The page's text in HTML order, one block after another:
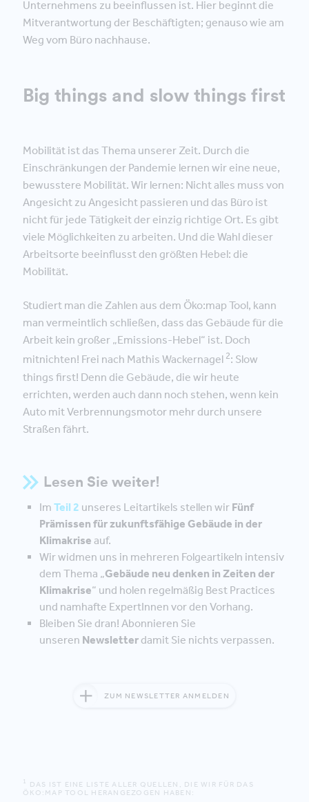
Unternehmens zu beeinflussen ist. Hier beginnt die
Mitverantwortung der Beschäftigten; genauso wie am
Weg vom Büro nachhause.
Big things and slow things first
Mobilität ist das Thema unserer Zeit. Durch die
Einschränkungen der Pandemie lernen wir eine neue,
bewusstere Mobilität. Wir lernen: Nicht alles muss von
Angesicht zu Angesicht passieren und das Büro ist
nicht für jede Tätigkeit der einzig richtige Ort. Es gibt
viele Möglichkeiten zu arbeiten. Und die Wahl dieser
Arbeitsorte beeinflusst den größten Hebel: die
Mobilität.
Studiert man die Zahlen aus dem Öko:map Tool, kann
man vermeintlich schließen, dass das Gebäude für die
Arbeit kein großer „Emissions-Hebel“ ist. Doch
mitnichten! Frei nach Mathis Wackernagel 2: Slow
things first! Denn die Gebäude, die wir heute
errichten, werden auch dann noch stehen, wenn kein
Auto mit Verbrennungsmotor mehr durch unsere
Straßen fährt.
Lesen Sie weiter!
Im Teil 2 unseres Leitartikels stellen wir Fünf
Prämissen für zukunftsfähige Gebäude in der
Klimakrise auf.
Wir widmen uns in mehreren Folgeartikeln intensiv
dem Thema „Gebäude neu denken in Zeiten der
Klimakrise“ und holen regelmäßig Best Practices
und namhafte ExpertInnen vor den Vorhang.
Bleiben Sie dran! Abonnieren Sie
unseren Newsletter damit Sie nichts verpassen.
ZUM NEWSLETTER ANMELDEN
1
DAS IST EINE LISTE ALLER QUELLEN, DIE WIR FÜR DAS
ÖKO:MAP TOOL HERANGEZOGEN HABEN: